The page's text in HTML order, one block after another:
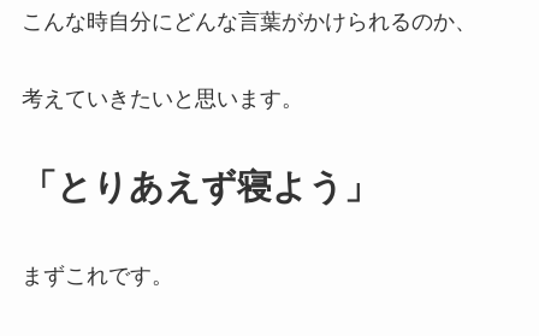
こんな時自分にどんな言葉がかけられるのか、
考えていきたいと思います。
「とりあえず寝よう」
まずこれです。